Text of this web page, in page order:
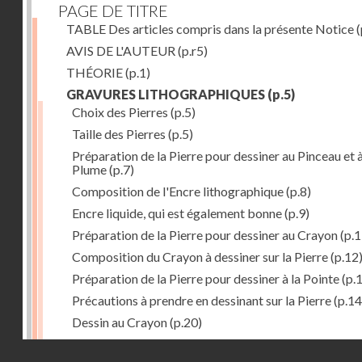
PAGE DE TITRE
TABLE Des articles compris dans la présente Notice
AVIS DE L'AUTEUR (p.r5)
THÉORIE(p.1)
GRAVURES LITHOGRAPHIQUES (p.5)
Choix des Pierres (p.5)
Taille des Pierres (p.5)
Préparation de la Pierre pour dessiner au Pinceau et
Plume(p.7)
Composition de l'Encre lithographique(p.8)
Encre liquide, qui est également bonne(p.9)
Préparation de la Pierre pour dessiner au Crayon
Composition du Crayon à dessiner sur la Pierre(p.12)
Préparation de la Pierre pour dessiner à la Pointe
Précautions à prendre en dessinant sur la Pierre
Dessin au Crayon(p.20)
Dessin à l'Encre(p.21)